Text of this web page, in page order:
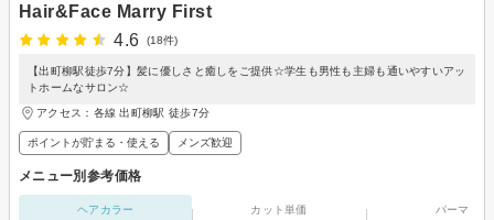
Hair&Face Marry First
4.6
(18件)
【出町柳駅徒歩7分】髪に優しさと癒しをご提供☆学生も男性も主婦も通いやすいアッ
トホームなサロン☆
アクセス：各線 出町柳駅 徒歩7分
ポイントが貯まる・使える メンズ歓迎
メニュー別参考価格
ヘアカラー カット単価 パーマ